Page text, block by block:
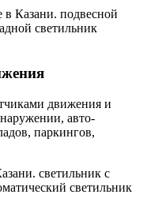
в Казани. подвесной
светильник
движения и
авто-
паркингов,
светильник с
светильник